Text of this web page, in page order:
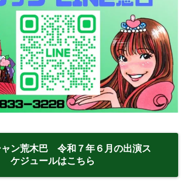
ャン荒木巴 令和７年６月の出演ス
ケジュールはこちら